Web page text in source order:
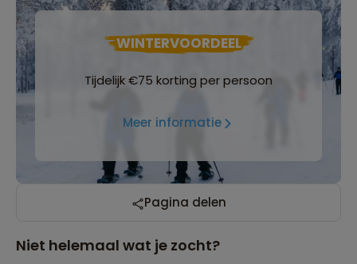
WINTERVOORDEEL
Tijdelijk €75 korting per persoon
Meer informatie
Pagina delen
Niet helemaal wat je zocht?